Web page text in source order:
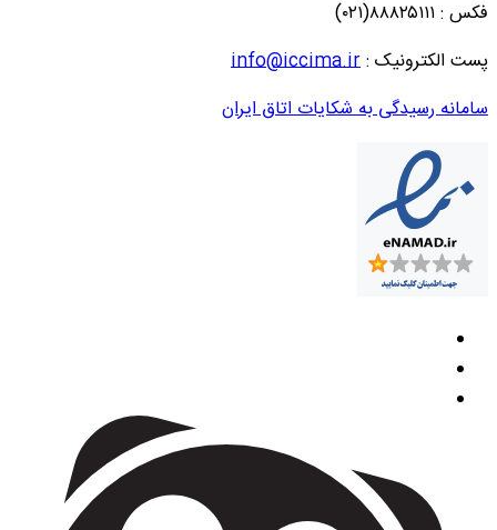
فکس : ۸۸۸۲۵۱۱۱(۰۲۱)
پست الکترونیک :info@iccima.ir
سامانه رسیدگی به شکایات اتاق ایران